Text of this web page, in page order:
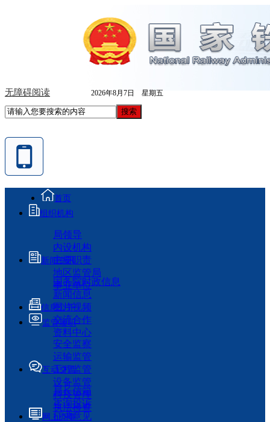
无障碍阅读 2026年8月7日 星期五
首页
组织机构
局领导
内设机构
主要职责
地区监管局
事业单位
新闻资讯
国务院时政信息
新闻信息
图片视频
交流合作
资料中心
信息公开
监管履职
安全监察
运输监管
工程监管
设备监管
科技管理
执法检查
互动交流
局长信箱
咨询投诉
征求意见
网上办事